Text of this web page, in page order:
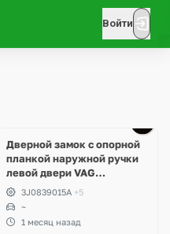
Войти
Дверной замок с опорной
планкой наружной ручки
левой двери VAG
3J0839015A
3J0839015A +5
~
1 месяц назад